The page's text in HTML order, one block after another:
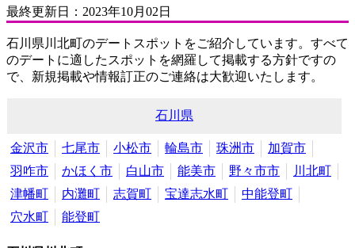
最終更新日： 2023年10月02日
石川県川北町のデートスポットをご紹介しています。すべて
のデートに適したスポットを網羅して掲載する方針ですの
で、新規掲載や情報訂正のご連絡は大歓迎いたします。
石川県
金沢市 七尾市 小松市 輪島市 珠洲市
加賀市
羽咋市
かほく市 白山市 能美市 野々市市
川北町
津幡町
内灘町 志賀町 宝達志水町
中能登町
穴水町
能登町